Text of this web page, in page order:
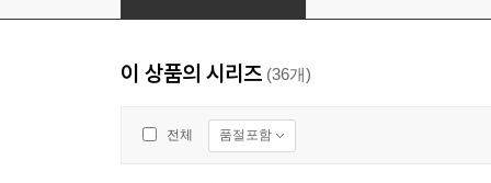
이 상품의 시리즈 (36개)
전체 품절포함